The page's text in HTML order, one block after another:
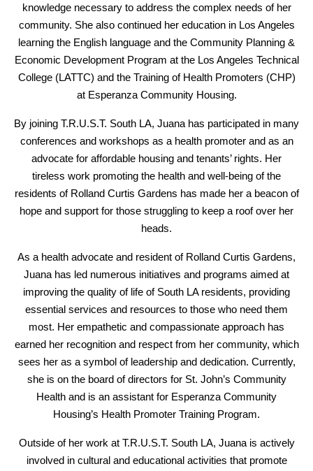
knowledge necessary to address the complex needs of her
community. She also continued her education in Los Angeles
learning the English language and the Community Planning &
Economic Development Program at the Los Angeles Technical
College (LATTC) and the Training of Health Promoters (CHP)
at Esperanza Community Housing.
By joining T.R.U.S.T. South LA, Juana has participated in many
conferences and workshops as a health promoter and as an
advocate for affordable housing and tenants’ rights. Her
tireless work promoting the health and well-being of the
residents of Rolland Curtis Gardens has made her a beacon of
hope and support for those struggling to keep a roof over her
heads.
As a health advocate and resident of Rolland Curtis Gardens,
Juana has led numerous initiatives and programs aimed at
improving the quality of life of South LA residents, providing
essential services and resources to those who need them
most. Her empathetic and compassionate approach has
earned her recognition and respect from her community, which
sees her as a symbol of leadership and dedication. Currently,
she is on the board of directors for St. John’s Community
Health and is an assistant for Esperanza Community
Housing’s Health Promoter Training Program.
Outside of her work at T.R.U.S.T. South LA, Juana is actively
involved in cultural and educational activities that promote